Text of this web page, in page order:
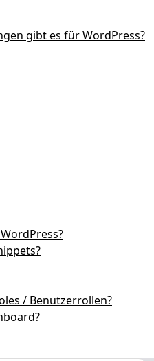
gibt es für WordPress?
/ Benutzerrollen?